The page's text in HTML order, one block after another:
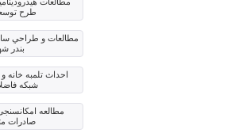
طرح
بندر
احداث تلمبه خانه و
شبکه
مطالعه
صادرات